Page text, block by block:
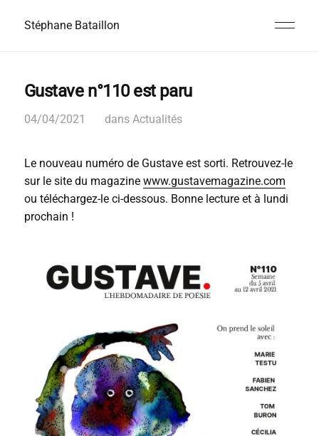
Stéphane Bataillon
Gustave n°110 est paru
04/04/2021 dans Actualités
Le nouveau numéro de Gustave est sorti. Retrouvez-le
sur le site du magazine www.gustavemagazine.com
ou téléchargez-le ci-dessous. Bonne lecture et à lundi
prochain !